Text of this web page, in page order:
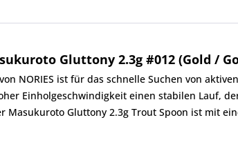
Gluttony 2.3g #012 (Gold /
NORIES ist für das schnelle Suchen von
Einholgeschwindigkeit einen stabilen Lauf,
Masukuroto Gluttony 2.3g Trout Spoon ist mit